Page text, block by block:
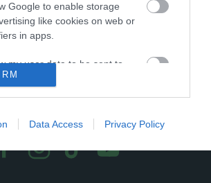
Google to enable storage
like cookies on web or
in apps.
my user data to be sent to
advertising purposes.
advertising.
Google to enable storage
Data Access Privacy Policy